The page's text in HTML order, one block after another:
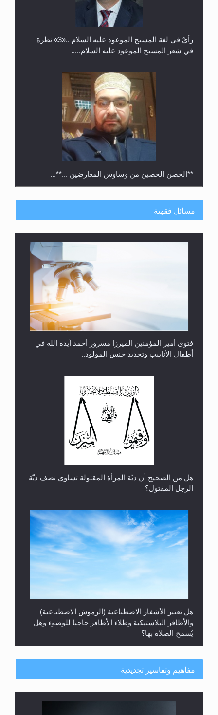
رأيٌ في لغة المسيح الموعود عليه السلام ..«3» نظرة
في شعر المسيح الموعود عليه السلام.....
**الحصن الحصين من وساوس المعارضين ...**...
رأيٌ في لغة المسيح الموعود عليه السلام.. 4...
مسائل فقهية
فتوى أمير المؤمنين الميرزا مسرور أحمد أيده الله في
أطفال الأنابيب وتحديد جنس المولود..
هل من الصحيح أن ديّة المرأة المقتولة تساوي نصف ديّة
الرجل المقتول؟
هل تعتبر الأشفار الاصطناعية (الرموش الاصطناعية)
والأظافر البلاستيكية وطلاء الأظافر حاجبا للوضوء وهل
يُسمح الصلاة بها؟
مفاهيم وتفاسير تجديدية